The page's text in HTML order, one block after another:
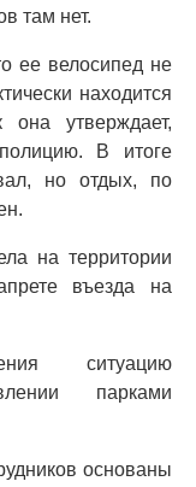
там нет.
ее велосипед не
находится
утверждает,
В итоге
но отдых, по
на территории
въезда на
ситуацию
парками
основаны